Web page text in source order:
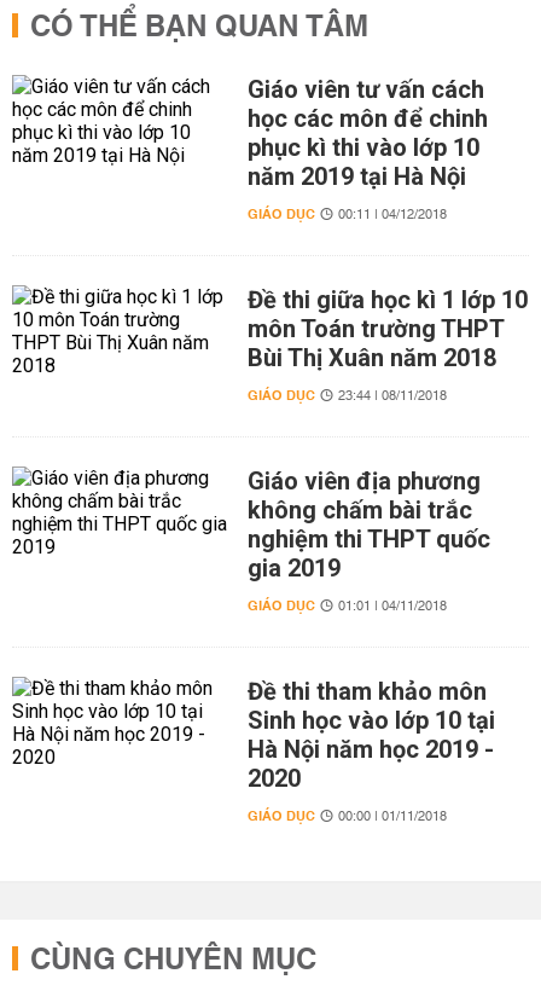
CÓ THỂ BẠN QUAN TÂM
Giáo viên tư vấn cách
học các môn để chinh
phục kì thi vào lớp 10
năm 2019 tại Hà Nội
GIÁO DỤC 00:11 | 04/12/2018
Đề thi giữa học kì 1 lớp 10
môn Toán trường THPT
Bùi Thị Xuân năm 2018
GIÁO DỤC 23:44 | 08/11/2018
Giáo viên địa phương
không chấm bài trắc
nghiệm thi THPT quốc
gia 2019
GIÁO DỤC 01:01 | 04/11/2018
Đề thi tham khảo môn
Sinh học vào lớp 10 tại
Hà Nội năm học 2019 -
2020
GIÁO DỤC 00:00 | 01/11/2018
CÙNG CHUYÊN MỤC